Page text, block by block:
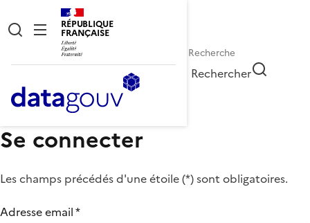
RÉPUBLIQUE
FRANÇAISE
Rechercher
Se connecter
Les champs précédés d'une étoile (*) sont obligatoires.
Adresse email*